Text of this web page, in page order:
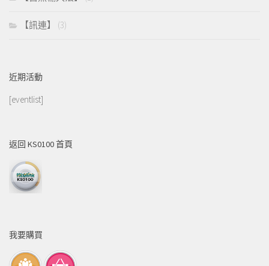
【訊連】 (3)
近期活動
[eventlist]
返回 KS0100 首頁
我要購買